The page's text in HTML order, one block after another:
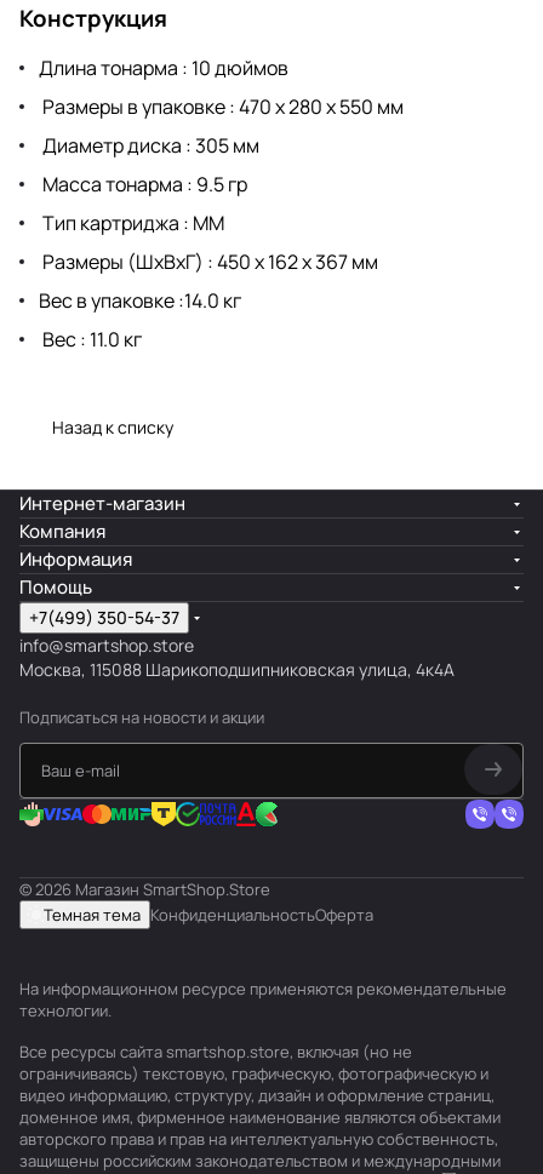
Конструкция
Длина тонарма : 10 дюймов
Размеры в упаковке : 470 x 280 x 550 мм
Диаметр диска : 305 мм
Масса тонарма : 9.5 гр
Тип картриджа : ММ
Размеры (ШхВхГ) : 450 х 162 х 367 мм
Вес в упаковке :14.0 кг
Вес : 11.0 кг
Назад к списку
Интернет-магазин
Компания
Информация
Помощь
+7(499) 350-54-37
info@smartshop.store
Москва, 115088 Шарикоподшипниковская улица, 4к4А
Подписаться на новости и акции
© 2026 Магазин SmartShop.Store
Темная тема КонфиденциальностьОферта
На информационном ресурсе применяются рекомендательные
технологии.
Все ресурсы сайта smartshop.store, включая (но не
ограничиваясь) текстовую, графическую, фотографическую и
видео информацию, структуру, дизайн и оформление страниц,
доменное имя, фирменное наименование являются объектами
авторского права и прав на интеллектуальную собственность,
защищены российским законодательством и международными